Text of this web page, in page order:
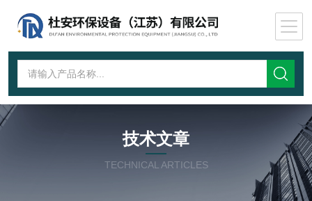
技术文章
TECHNICAL ARTICLES